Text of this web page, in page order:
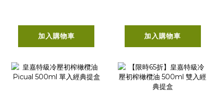
加入購物車 加入購物車